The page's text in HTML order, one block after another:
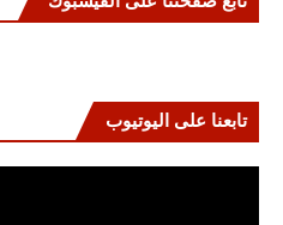
تابعنا على اليوتيوب